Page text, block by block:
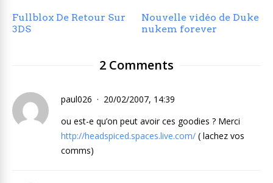
Fullblox De Retour Sur
3DS
Nouvelle vidéo de Duke
nukem forever
2 Comments
paul026
20/02/2007, 14:39
ou est-e qu’on peut avoir ces goodies ? Merci
http://headspiced.spaces.live.com/ ( lachez vos
comms)